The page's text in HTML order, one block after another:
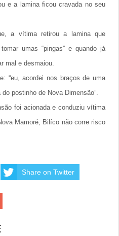
e a lamina ficou cravada no seu
a vítima retirou a lamina que
umas “pingas” e quando já
mal e desmaiou.
“eu, acordei nos braços de uma
postinho de Nova Dimensão”.
foi acionada e conduziu vítima
Mamoré, Bilíco não corre risco
Share on Twitter